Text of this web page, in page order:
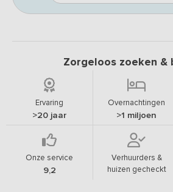
Zorgeloos zoeken &
Ervaring
>20 jaar
Overnachtingen
>1 miljoen
Onze service
9,2
Verhuurders &
huizen gecheckt